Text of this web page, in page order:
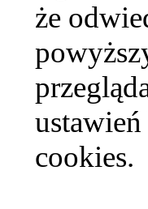
że
cookies.